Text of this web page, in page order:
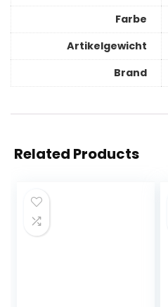
Farbe
Artikelgewicht
Brand
Related Products